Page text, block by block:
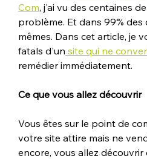
Com, j'ai vu des centaines
problème. Et dans 99% des
mêmes. Dans cet article, je
fatals d'un site qui ne
remédier immédiatement.
Ce que vous allez découvrir
Vous êtes sur le point de
votre site attire mais ne
encore, vous allez